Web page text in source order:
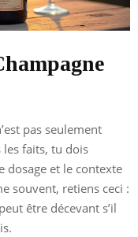
pas seulement
faits, tu dois
dosage et le contexte
souvent, retiens ceci :
être décevant s’il